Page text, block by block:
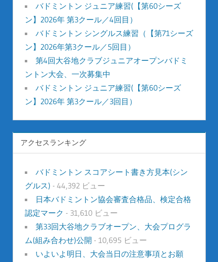
バドミントン ジュニア練習(【第60シーズ
ン】2026年 第3クール／4回目）
バドミントン シングルス練習（【第71シーズ
ン】2026年第3クール／5回目）
第4回大谷地クラブジュニアオープンバドミ
ントン大会、一次募集中
バドミントン ジュニア練習(【第60シーズ
ン】2026年 第3クール／3回目）
アクセスランキング
バドミントン スコアシート書き方見本(シン
グルス) - 44,392 ビュー
日本バドミントン協会審査合格品、検定合格
認定マーク - 31,610 ビュー
第33回大谷地クラブオープン、大会プログラ
ム(組み合わせ)公開 - 10,695 ビュー
いよいよ明日、大会当日の注意事項とお願